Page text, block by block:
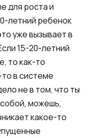
для роста и
летний ребенок
уже вызывает в
15-20-летний
то как-то
в системе
не в том, что ты
можешь,
какое-то